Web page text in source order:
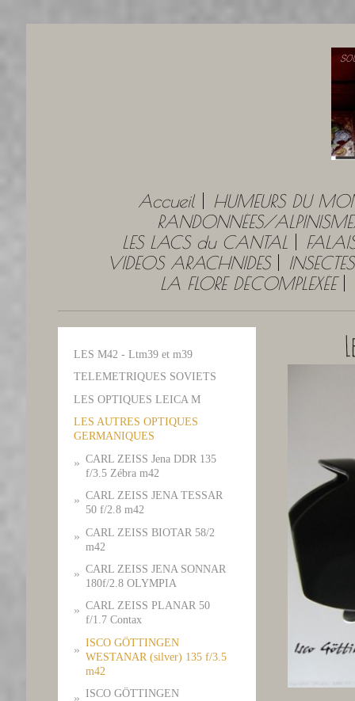
Accueil
HUMEURS DU
RANDONNÉES/
LES LACS du CANTAL
VIDEOS ARACHNIDES
INSECTES
LA FLORE DÉCOMPLEXÉE
LES M42 - Ltm39 et m39
TELEMETRIQUES SOVIETS
LES OPTIQUES LEICA M
LES AUTRES OPTIQUES
GERMANIQUES
CARL ZEISS Jena DDR 135
f/3.5 Zébra m42
CARL ZEISS JENA TESSAR
50 f/2.8 m42
CARL ZEISS BIOTAR 58/2
m42
CARL ZEISS JENA SONNAR
180f/2.8 OLYMPIA
CARL ZEISS PLANAR 50
f/1.7 Contax
ISCO GÖTTINGEN
WESTANAR (silver) 135 f/3.5
m42
ISCO GÖTTINGEN